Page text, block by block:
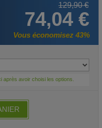
129,90 €
74,04 €
Vous économisez 43%
après avoir choisi les options.